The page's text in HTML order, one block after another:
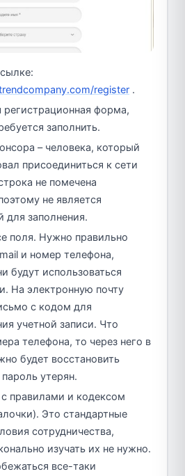
register .
регистрационная форма,
заполнить.
– человека, который
присоединиться к сети
не помечена
не является
для заполнения.
поля. Нужно правильно
и номер телефона,
будут использоваться
На электронную почту
с кодом для
учетной записи. Что
телефона, то через него в
будет восстановить
утерян.
с правилами и кодексом
Это стандартные
сотрудничества,
изучать их не нужно.
все-таки